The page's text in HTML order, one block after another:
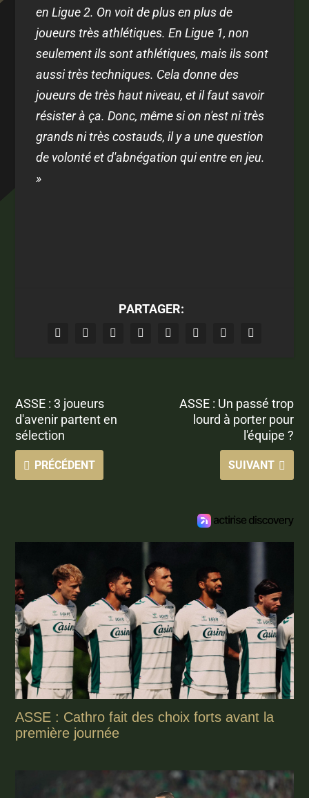
en Ligue 2. On voit de plus en plus de
joueurs très athlétiques. En Ligue 1, non
seulement ils sont athlétiques, mais ils sont
aussi très techniques. Cela donne des
joueurs de très haut niveau, et il faut savoir
résister à ça. Donc, même si on n'est ni très
grands ni très costauds, il y a une question
de volonté et d'abnégation qui entre en jeu.
»
PARTAGER:
ASSE : 3 joueurs
d'avenir partent en
sélection
PRÉCÉDENT
ASSE : Un passé trop
lourd à porter pour
l'équipe ?
SUIVANT
ASSE : Cathro fait des choix forts avant la
première journée